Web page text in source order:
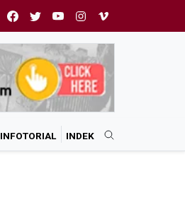
INFOTORIAL INDEK